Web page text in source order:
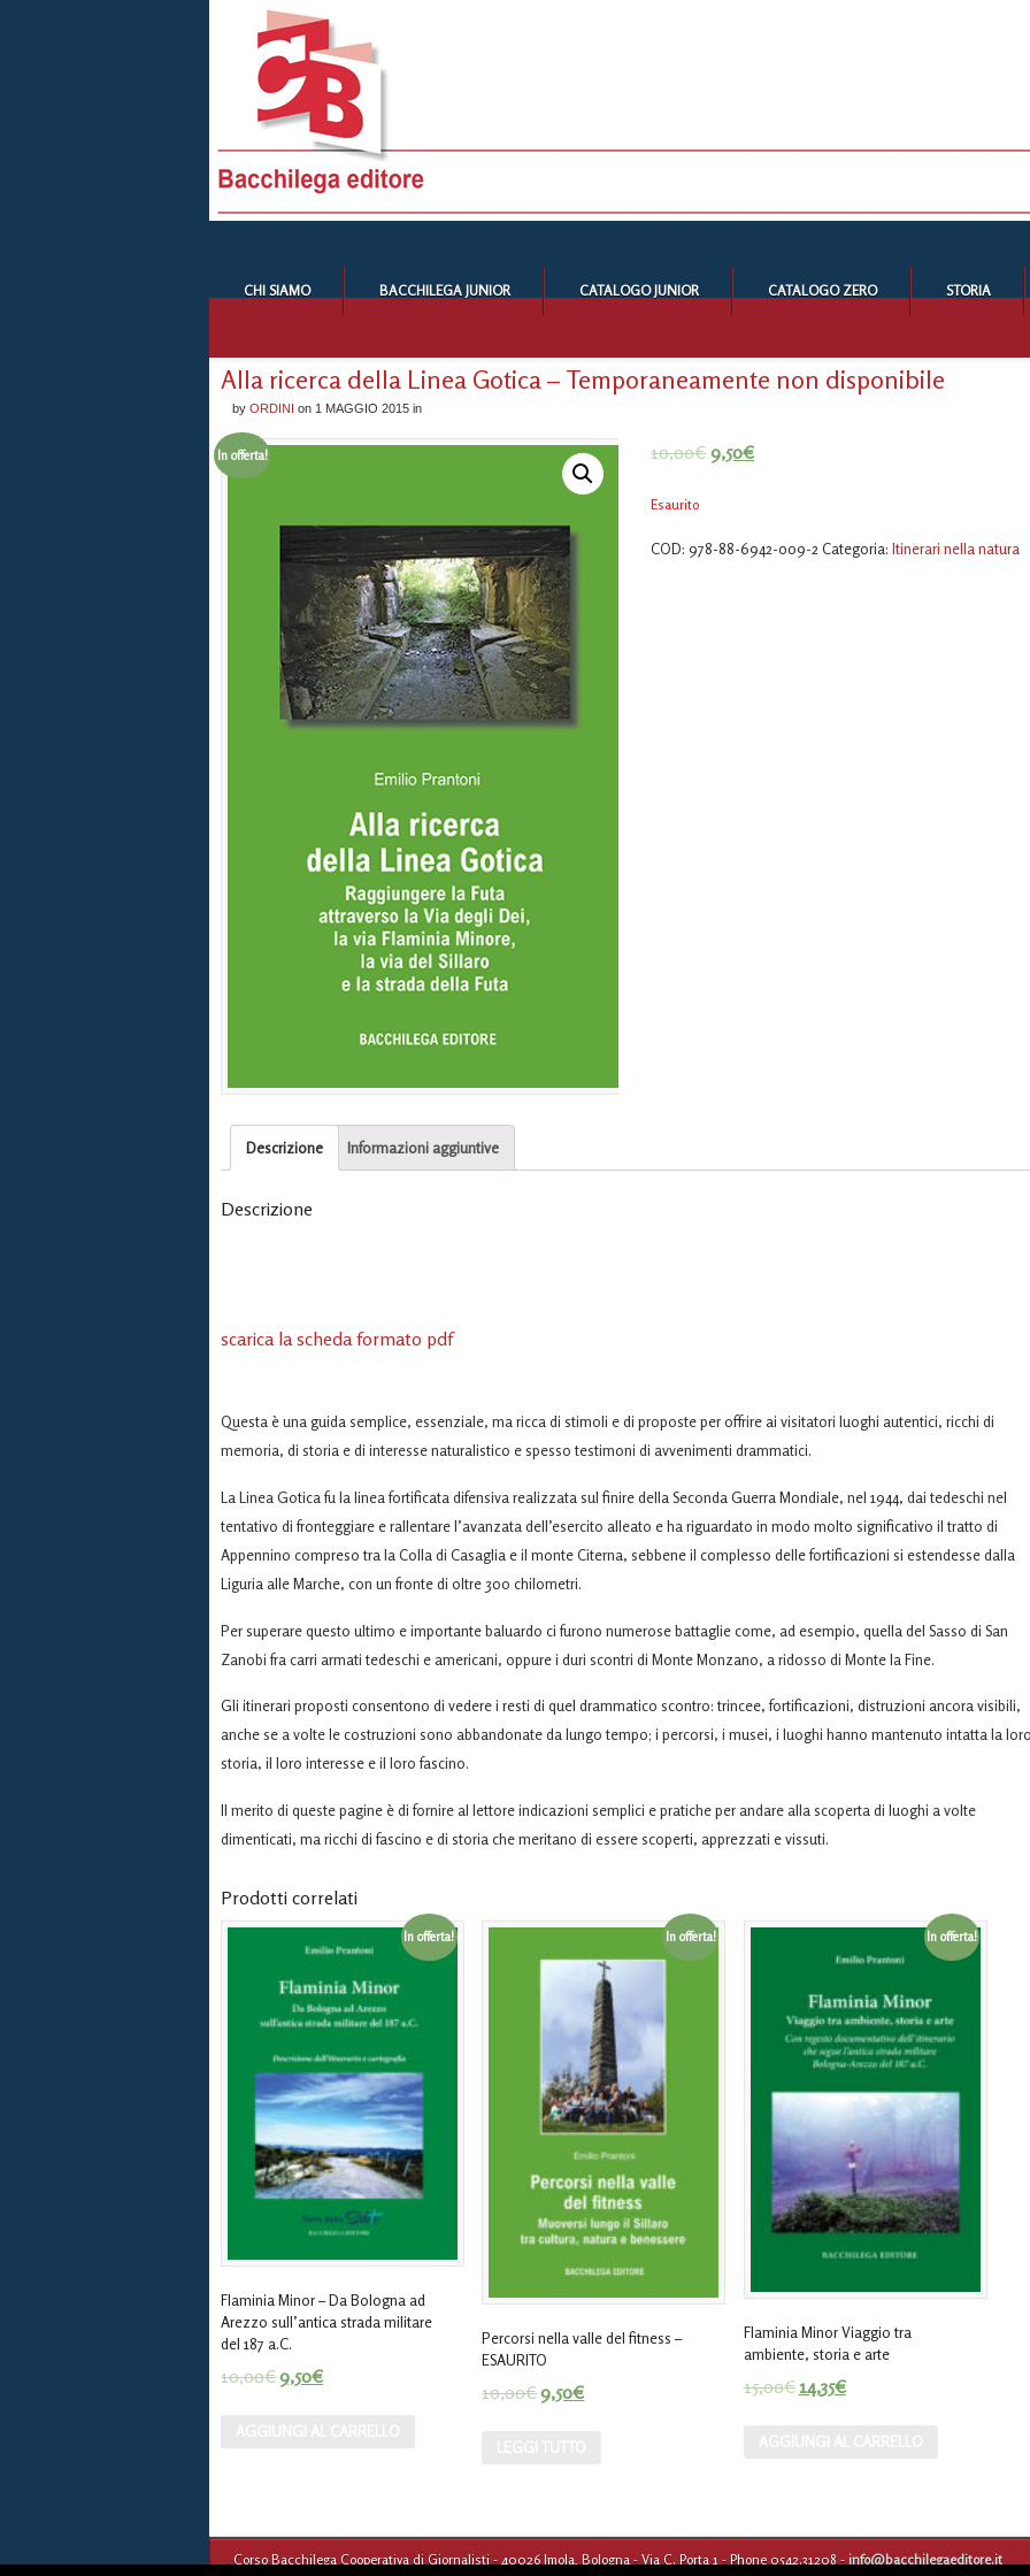
CHI SIAMO BACCHILEGA JUNIOR CATALOGO JUNIOR CATALOGO ZERO STORIA
Alla ricerca della Linea Gotica – Temporaneamente non disponibile
by ORDINI on 1 MAGGIO 2015 in
In offerta! 10,00€ 9,50€
Esaurito
COD:978-88-6942-009-2 Categoria:Itinerari nella natura
Descrizione Informazioni aggiuntive
Descrizione
scarica la scheda formato pdf
Questa è una guida semplice, essenziale, ma ricca di stimoli e di proposte per offrire ai visitatori luoghi autentici, ricchi di
memoria, di storia e di interesse naturalistico e spesso testimoni di avvenimenti drammatici.
La Linea Gotica fu la linea fortificata difensiva realizzata sul finire della Seconda Guerra Mondiale, nel 1944, dai tedeschi nel
tentativo di fronteggiare e rallentare l’avanzata dell’esercito alleato e ha riguardato in modo molto significativo il tratto di
Appennino compreso tra la Colla di Casaglia e il monte Citerna, sebbene il complesso delle fortificazioni si estendesse dalla
Liguria alle Marche, con un fronte di oltre 300 chilometri.
Per superare questo ultimo e importante baluardo ci furono numerose battaglie come, ad esempio, quella del Sasso di San
Zanobi fra carri armati tedeschi e americani, oppure i duri scontri di Monte Monzano, a ridosso di Monte la Fine.
Gli itinerari proposti consentono di vedere i resti di quel drammatico scontro: trincee, fortificazioni, distruzioni ancora visibili,
anche se a volte le costruzioni sono abbandonate da lungo tempo; i percorsi, i musei, i luoghi hanno mantenuto intatta la
storia, il loro interesse e il loro fascino.
Il merito di queste pagine è di fornire al lettore indicazioni semplici e pratiche per andare alla scoperta di luoghi a volte
dimenticati, ma ricchi di fascino e di storia che meritano di essere scoperti, apprezzati e vissuti.
Prodotti correlati
In offerta!
Flaminia Minor – Da Bologna ad
Arezzo sull’antica strada militare
del 187 a.C.
10,00€9,50€
In offerta!
Percorsi nella valle del fitness –
ESAURITO
10,00€9,50€
In offerta!
Flaminia Minor Viaggio tra
ambiente, storia e arte
15,00€14,35€
Corso Bacchilega Cooperativa di Giornalisti - 40026 Imola, Bologna - Via C. Porta 1 - Phone 0542.31208 - info@bacchilegaeditore.it